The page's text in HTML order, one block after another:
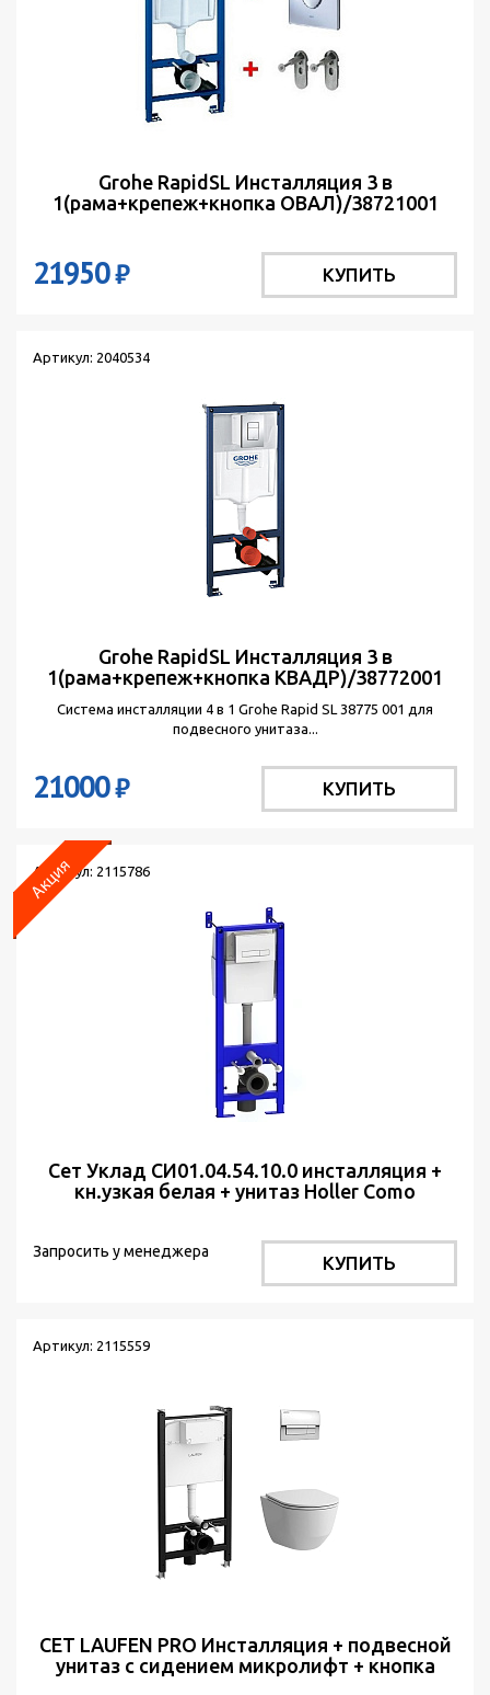
Grohe RapidSL Инсталляция 3 в
1(рама+крепеж+кнопка ОВАЛ)/38721001
21950₽ КУПИТЬ
Артикул: 2040534
Grohe RapidSL Инсталляция 3 в
1(рама+крепеж+кнопка КВАДР)/38772001
Система инсталляции 4 в 1 Grohe Rapid SL 38775 001 для
подвесного унитаза...
21000₽ КУПИТЬ
Артикул: 2115786
Сет Уклад СИ01.04.54.10.0 инсталляция +
кн.узкая белая + унитаз Holler Como
Запросить у менеджера
КУПИТЬ
Артикул: 2115559
СЕТ LAUFEN PRO Инсталляция + подвесной
унитаз с сидением микролифт + кнопка